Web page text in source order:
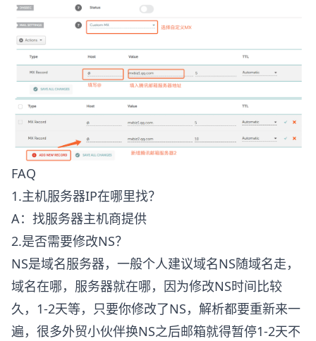
FAQ
1.主机服务器IP在哪里找？
A：找服务器主机商提供
2.是否需要修改NS？
NS是域名服务器，一般个人建议域名NS随域名走，
域名在哪，服务器就在哪，因为修改NS时间比较
久，1-2天等，只要你修改了NS，解析都要重新来一
遍，很多外贸小伙伴换NS之后邮箱就得暂停1-2天不